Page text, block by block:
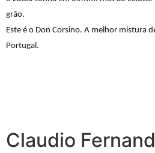
grão.
Este é o Don Corsino. A melhor mistura
Portugal.
Claudio